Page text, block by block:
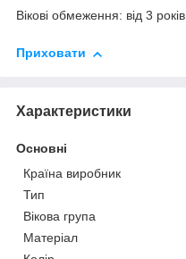
Вікові обмеження: від 3 років
Приховати
Характеристики
Основні
Країна виробник
Тип
Вікова група
Матеріал